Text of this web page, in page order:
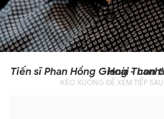
Tiến sĩ Phan Hồng Giang - con trai của nhà phê bình Hoài Thanh!